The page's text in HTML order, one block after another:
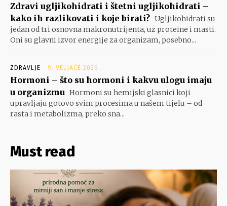
Zdravi ugljikohidrati i štetni ugljikohidrati –
kako ih razlikovati i koje birati? Ugljikohidrati su
jedan od tri osnovna makronutrijenta, uz proteine i masti.
Oni su glavni izvor energije za organizam, posebno...
ZDRAVLJE 9. VELJAČE 2026.
Hormoni – što su hormoni i kakvu ulogu imaju
u organizmu Hormoni su hemijski glasnici koji
upravljaju gotovo svim procesima u našem tijelu – od
rasta i metabolizma, preko sna...
Must read